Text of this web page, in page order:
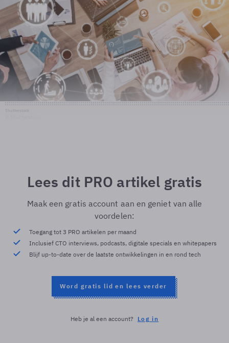
Lees dit PRO artikel gratis
Maak een gratis account aan en geniet van alle
voordelen:
Toegang tot 3 PRO artikelen per maand
Inclusief CTO interviews, podcasts, digitale specials en whitepapers
Blijf up-to-date over de laatste ontwikkelingen in en rond tech
Word gratis lid en lees verder
Heb je al een account? Log in